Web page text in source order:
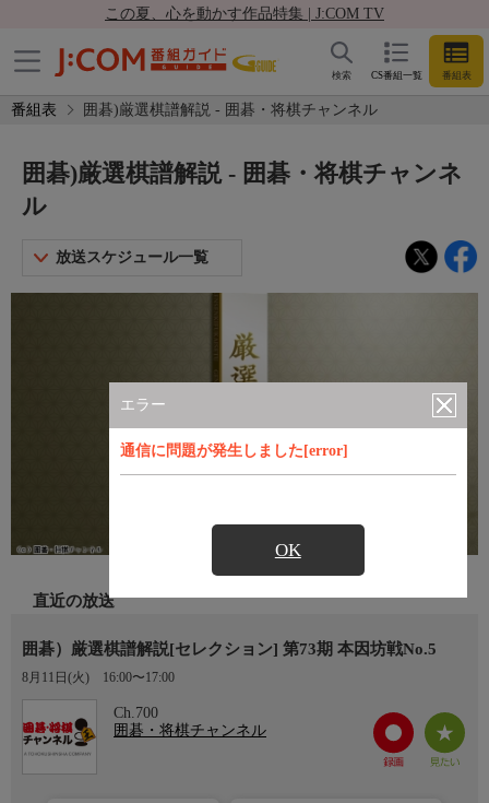
この夏、心を動かす作品特集 | J:COM TV
CS番組一覧 番組表
検索
番組表 囲碁)厳選棋譜解説 - 囲碁・将棋チャンネル
エラー
通信に問題が発生しました[error]
OK
囲碁)厳選棋譜解説 - 囲碁・将棋チャンネ
ル
放送スケジュール一覧
直近の放送
囲碁）厳選棋譜解説[セレクション] 第73期 本因坊戦No.5
8月11日(火) 16:00〜17:00
Ch.700
囲碁・将棋チャンネル